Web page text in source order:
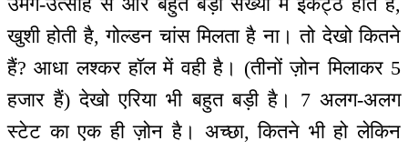
खुशी होती है, गोल्डन चांस मिलता है ना। तो देखो कितने
हैं? आधा लश्कर हॉल में वही है। (तीनों ज़ोन मिलाकर 5
हजार हैं) देखो एरिया भी बहुत बड़ी है। 7 अलग-अलग
स्टेट का एक ही ज़ोन है। अच्छा, कितने भी हो लेकिन